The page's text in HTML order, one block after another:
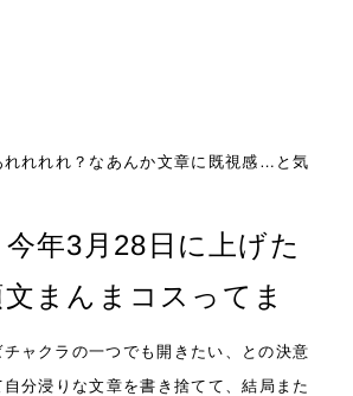
れれれれ？なあんか文章に既視感…と気
年3月28日に上げた
まんまコスってま
チャクラの一つでも開きたい、との決意
分浸りな文章を書き捨てて、結局また